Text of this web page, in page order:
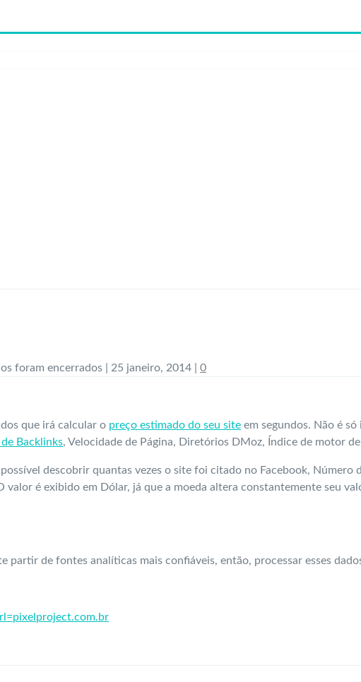
foram encerrados 25 janeiro, 2014 0
que irá calcular o preço estimado do seu site em segundos. Não é
Backlinks, Velocidade de Página, Diretórios DMoz, Índice de motor
descobrir quantas vezes o site foi citado no Facebook,
é exibido em Dólar, já que a moeda altera constantemente seu
partir de fontes analíticas mais confiáveis, então, processar esses